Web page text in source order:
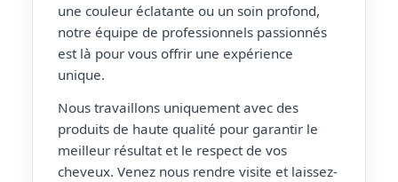
une couleur éclatante ou un soin profond,
notre équipe de professionnels passionnés
est là pour vous offrir une expérience
unique.
Nous travaillons uniquement avec des
produits de haute qualité pour garantir le
meilleur résultat et le respect de vos
cheveux. Venez nous rendre visite et laissez-